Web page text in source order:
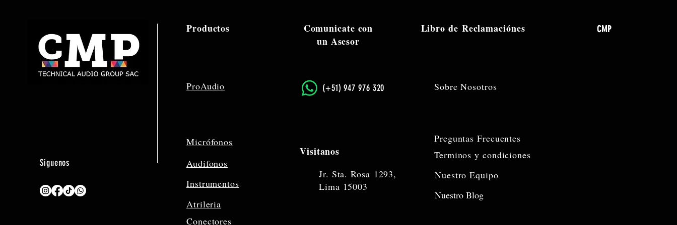
Siguenos
Productos
ProAudio
Micrófonos
Audifonos
Instrumentos
Atrileria
Comunicate con
un Asesor
Libro de Reclamaciónes CMP
​(+51) 947 976 320 Sobre Nosotros
Preguntas Frecuentes
Visitanos
Jr. Sta. Rosa 1293,
Lima 15003
Terminos y condiciones
Nuestro Equipo
Nuestro Blog
Conectores